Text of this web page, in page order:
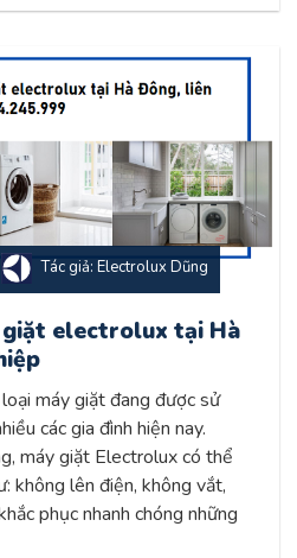
Tác giả: Electrolux Dũng
giặt electrolux tại Hà
máy giặt đang được sử
các gia đình hiện nay.
máy giặt Electrolux có thể
không lên điện, không vắt,
phục nhanh chóng những